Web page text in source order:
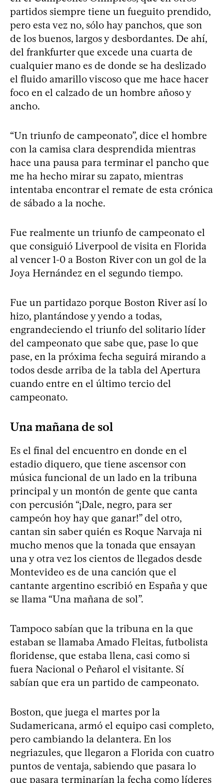
partidos siempre tiene un fueguito prendido,
pero esta vez no, sólo hay panchos, que son
de los buenos, largos y desbordantes. De ahí,
del frankfurter que excede una cuarta de
cualquier mano es de donde se ha deslizado
el fluido amarillo viscoso que me hace hacer
foco en el calzado de un hombre añoso y
ancho.
“Un triunfo de campeonato”, dice el hombre
con la camisa clara desprendida mientras
hace una pausa para terminar el pancho que
me ha hecho mirar su zapato, mientras
intentaba encontrar el remate de esta crónica
de sábado a la noche.
Fue realmente un triunfo de campeonato el
que consiguió Liverpool de visita en Florida
al vencer 1-0 a Boston River con un gol de la
Joya Hernández en el segundo tiempo.
Fue un partidazo porque Boston River así lo
hizo, plantándose y yendo a todas,
engrandeciendo el triunfo del solitario líder
del campeonato que sabe que, pase lo que
pase, en la próxima fecha seguirá mirando a
todos desde arriba de la tabla del Apertura
cuando entre en el último tercio del
campeonato.
Una mañana de sol
Es el final del encuentro en donde en el
estadio diquero, que tiene ascensor con
música funcional de un lado en la tribuna
principal y un montón de gente que canta
con percusión “¡Dale, negro, para ser
campeón hoy hay que ganar!” del otro,
cantan sin saber quién es Roque Narvaja ni
mucho menos que la tonada que ensayan
una y otra vez los cientos de llegados desde
Montevideo es de una canción que el
cantante argentino escribió en España y que
se llama “Una mañana de sol”.
Tampoco sabían que la tribuna en la que
estaban se llamaba Amado Fleitas, futbolista
floridense, que estaba llena, casi como si
fuera Nacional o Peñarol el visitante. Sí
sabían que era un partido de campeonato.
Boston, que juega el martes por la
Sudamericana, armó el equipo casi completo,
pero cambiando la delantera. En los
negriazules, que llegaron a Florida con cuatro
puntos de ventaja, sabiendo que pasara lo
que pasara terminarían la fecha como líderes